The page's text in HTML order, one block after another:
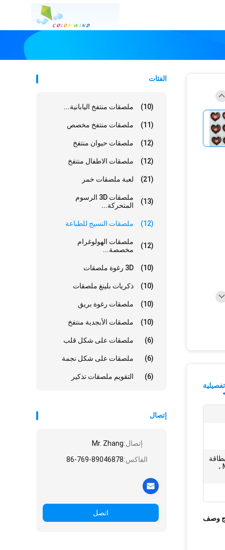
الفئات
ملصقات منتفخ اليابانية... (10)
ملصقات منتفخ مخصص (11)
ملصقات حيوان منتفخ (12)
ملصقات الاطفال منتفخ (12)
لعبة ملصقات خمر (21)
ملصقات 3D الرسوم
المتحركة...
(13)
ملصقات النسيج للطباعة (12)
ملصقات الهولوغرام
مخصصة...
(12)
3D رغوة ملصقات (10)
ذكريات بلينغ ملصقات (10)
ملصقات رغوة بريق (10)
ملصقات الأبجدية منتفخ (10)
ملصقات على شكل قلب (6)
ملصقات على شكل نجمة (6)
التقويم ملصقات تذكير (6)
إتصال
إتصال:Mr. Zhang
الفاكس:86-769-89046878
اتصل
، الجدار ، الهاتف المحمول ، MP3 ،
وصف